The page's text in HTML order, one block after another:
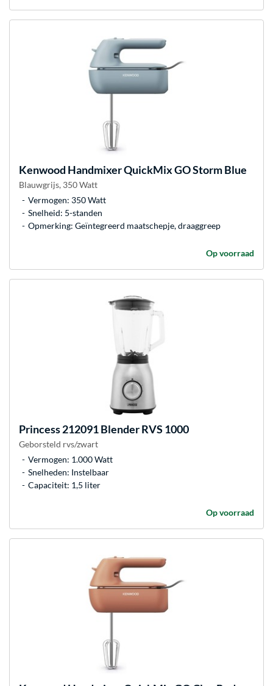
Kenwood Handmixer QuickMix GO Storm Blue
Blauwgrijs, 350 Watt
Vermogen: 350 Watt
Snelheid: 5-standen
Opmerking: Geïntegreerd maatschepje, draaggreep
Op voorraad
Princess212091 Blender RVS 1000
Geborsteld rvs/zwart
Vermogen: 1.000 Watt
Snelheden: Instelbaar
Capaciteit: 1,5 liter
Op voorraad